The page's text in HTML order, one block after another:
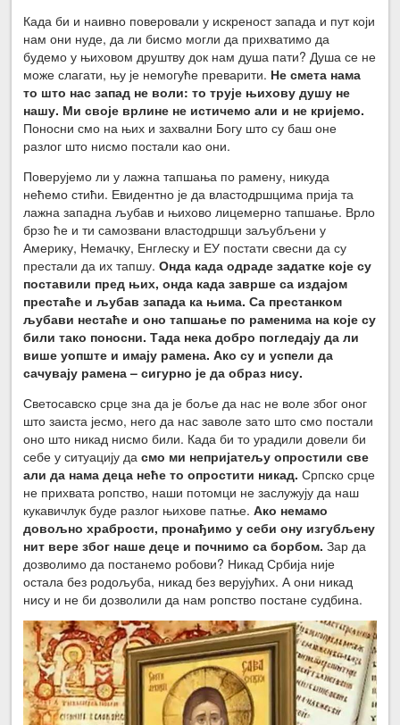
Када би и наивно поверовали у искреност запада и пут који
нам они нуде, да ли бисмо могли да прихватимо да
будемо у њиховом друштву док нам душа пати? Душа се не
може слагати, њу је немогуће преварити. Не смета нама
то што нас запад не воли: то трује њихову душу не
нашу. Ми своје врлине не истичемо али и не кријемо.
Поносни смо на њих и захвални Богу што су баш оне
разлог што нисмо постали као они.
Поверујемо ли у лажна тапшања по рамену, никуда
нећемо стићи. Евидентно је да властодршцима прија та
лажна западна љубав и њихово лицемерно тапшање. Врло
брзо ће и ти самозвани властодршци заљубљени у
Америку, Немачку, Енглеску и ЕУ постати свесни да су
престали да их тапшу.Онда када одраде задатке које су
поставили пред њих, онда када заврше са издајом
престаће и љубав запада ка њима. Са престанком
љубави нестаће и оно тапшање по раменима на које су
били тако поносни. Тада нека добро погледају да ли
више уопште и имају рамена. Ако су и успели да
сачувају рамена – сигурно је да образ нису.
Светосавско срце зна да је боље да нас не воле због оног
што заиста јесмо, него да нас заволе зато што смо постали
оно што никад нисмо били. Када би то урадили довели би
себе у ситуацију дасмо ми непријатељу опростили све
али да нама деца неће то опростити никад.Српско срце
не прихвата ропство, наши потомци не заслужују да наш
кукавичлук буде разлог њихове патње.Ако немамо
довољно храбрости, пронађимо у себи ону изгубљену
нит вере због наше деце и почнимо са борбом. Зар да
дозволимо да постанемо робови? Никад Србија није
остала без родољуба, никад без верујућих. А они никад
нису и не би дозволили да нам ропство постане судбина.